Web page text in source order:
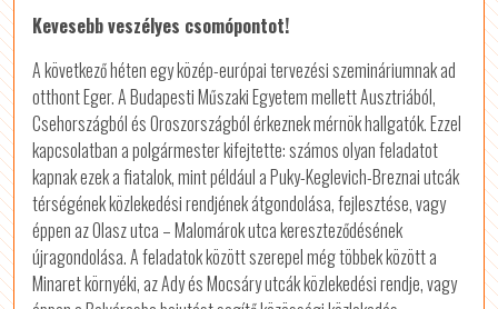
Kevesebb veszélyes csomópontot!
A következő héten egy közép-európai tervezési szemináriumnak ad
otthont Eger. A Budapesti Műszaki Egyetem mellett Ausztriából,
Csehországból és Oroszországból érkeznek mérnök hallgatók. Ezzel
kapcsolatban a polgármester kifejtette: számos olyan feladatot
kapnak ezek a fiatalok, mint például a Puky-Keglevich-Breznai utcák
térségének közlekedési rendjének átgondolása, fejlesztése, vagy
éppen az Olasz utca – Malomárok utca kereszteződésének
újragondolása. A feladatok között szerepel még többek között a
Minaret környéki, az Ady és Mocsáry utcák közlekedési rendje, vagy